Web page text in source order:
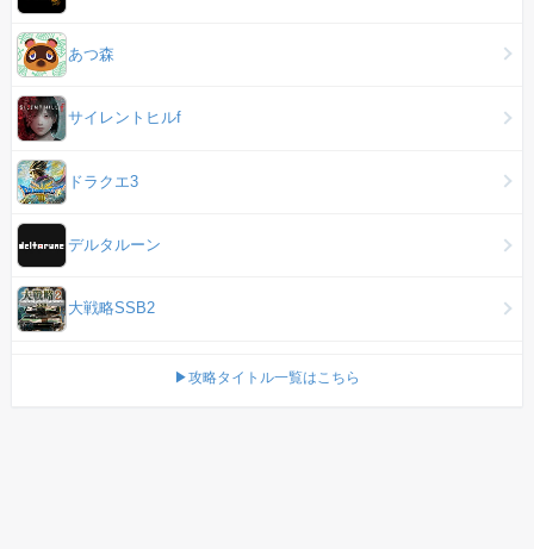
あつ森
サイレントヒルf
ドラクエ3
デルタルーン
大戦略SSB2
▶攻略タイトル一覧はこちら